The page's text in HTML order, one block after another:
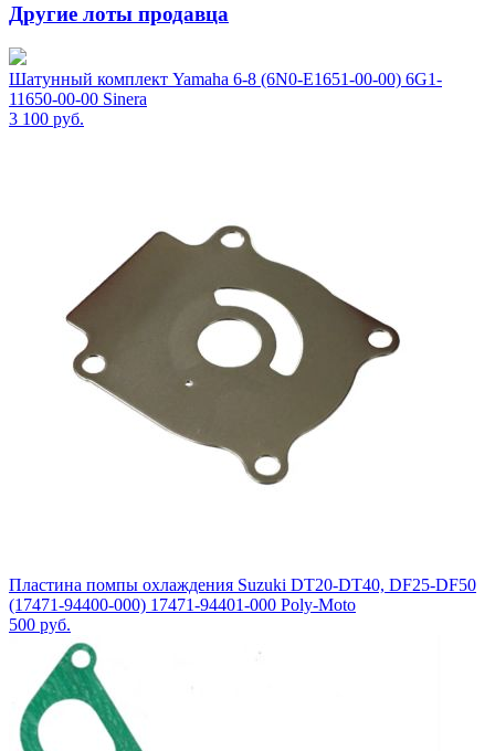
Другие лоты продавца
Шатунный комплект Yamaha 6-8 (6N0-E1651-00-00) 6G1-
11650-00-00 Sinera
3 100 руб.
Пластина помпы охлаждения Suzuki DT20-DT40, DF25-DF50
(17471-94400-000) 17471-94401-000 Poly-Moto
500 руб.